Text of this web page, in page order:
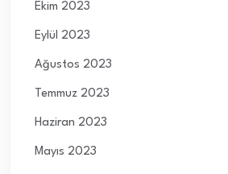
Ekim 2023
Eylül 2023
Ağustos 2023
Temmuz 2023
Haziran 2023
Mayıs 2023